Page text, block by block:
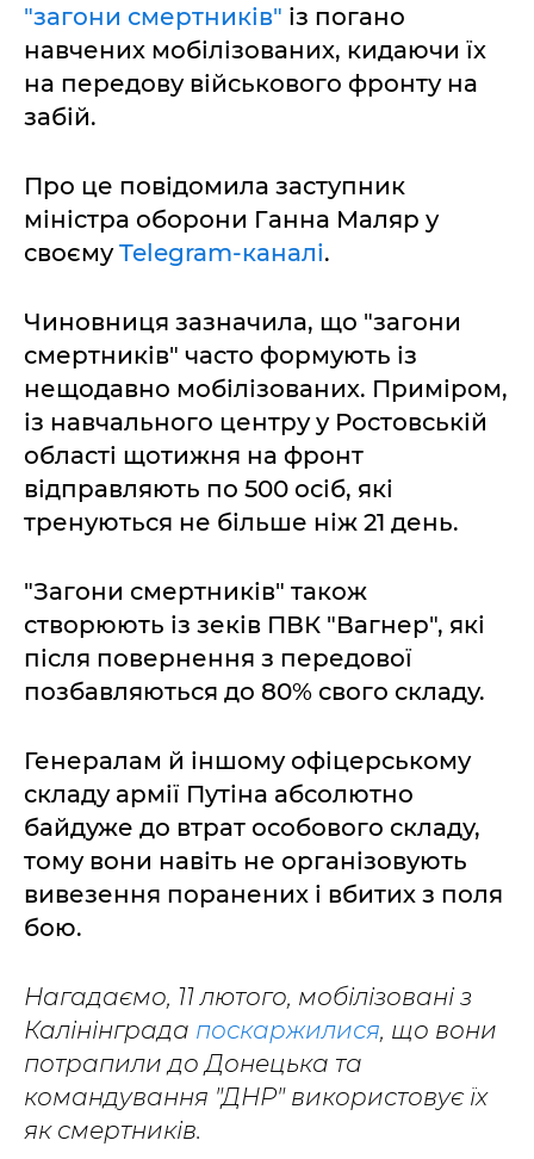
"загони смертників" із погано
навчених мобілізованих, кидаючи їх
на передову військового фронту на
забій.
Про це повідомила заступник
міністра оборони Ганна Маляр у
своємуTelegram-каналі.
Чиновниця зазначила, що "загони
смертників" часто формують із
нещодавно мобілізованих. Приміром,
із навчального центру у Ростовській
області щотижня на фронт
відправляють по 500 осіб, які
тренуються не більше ніж 21 день.
"Загони смертників" також
створюють із зеків ПВК "Вагнер", які
після повернення з передової
позбавляються до 80% свого складу.
Генералам й іншому офіцерському
складу армії Путіна абсолютно
байдуже до втрат особового складу,
тому вони навіть не організовують
вивезення поранених і вбитих з поля
бою.
Нагадаємо, 11 лютого, мобілізовані з
Калінінграда поскаржилися, що вони
потрапили до Донецька та
командування "ДНР" використовує їх
як смертників.